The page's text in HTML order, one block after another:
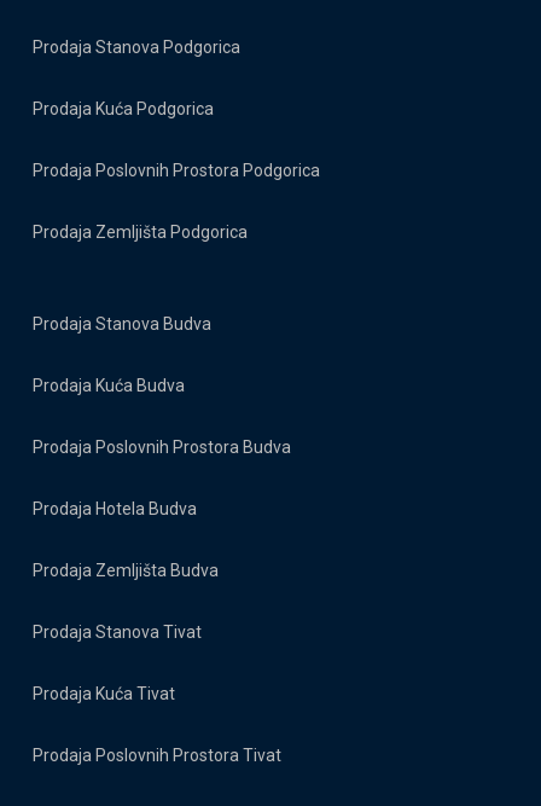
Prodaja Stanova Podgorica
Prodaja Kuća Podgorica
Prodaja Poslovnih Prostora Podgorica
Prodaja Zemljišta Podgorica
Prodaja Stanova Budva
Prodaja Kuća Budva
Prodaja Poslovnih Prostora Budva
Prodaja Hotela Budva
Prodaja Zemljišta Budva
Prodaja Stanova Tivat
Prodaja Kuća Tivat
Prodaja Poslovnih Prostora Tivat